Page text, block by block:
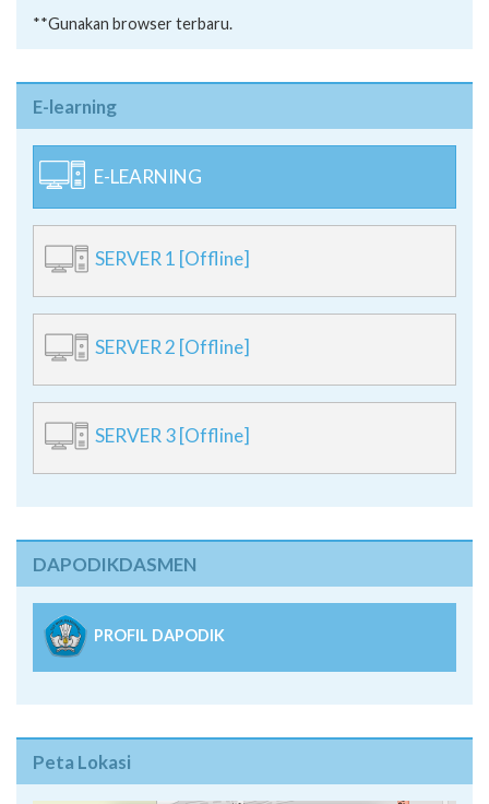
**Gunakan browser terbaru.
E-learning
E-LEARNING
SERVER 1 [Offline]
SERVER 2 [Offline]
SERVER 3 [Offline]
DAPODIKDASMEN
PROFIL DAPODIK
Peta Lokasi